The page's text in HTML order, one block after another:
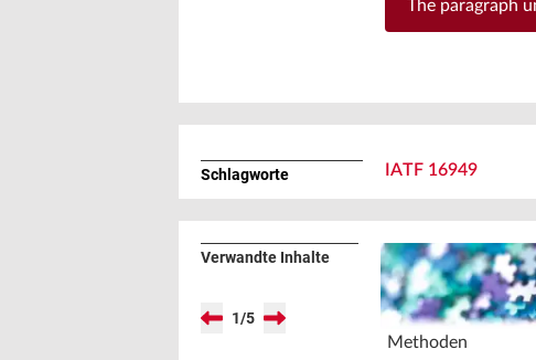
The paragraph
Schlagworte IATF 16949
Verwandte Inhalte
1/5
Methoden